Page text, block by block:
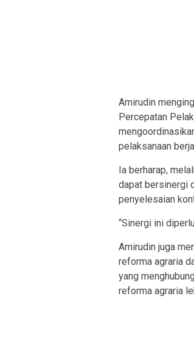
Amirudin
Percepatan
pelaksanaan
Ia berharap,
dapat bersinergi
penyelesaian
“Sinergi ini
Amirudin juga
reforma agraria
yang
reforma agraria